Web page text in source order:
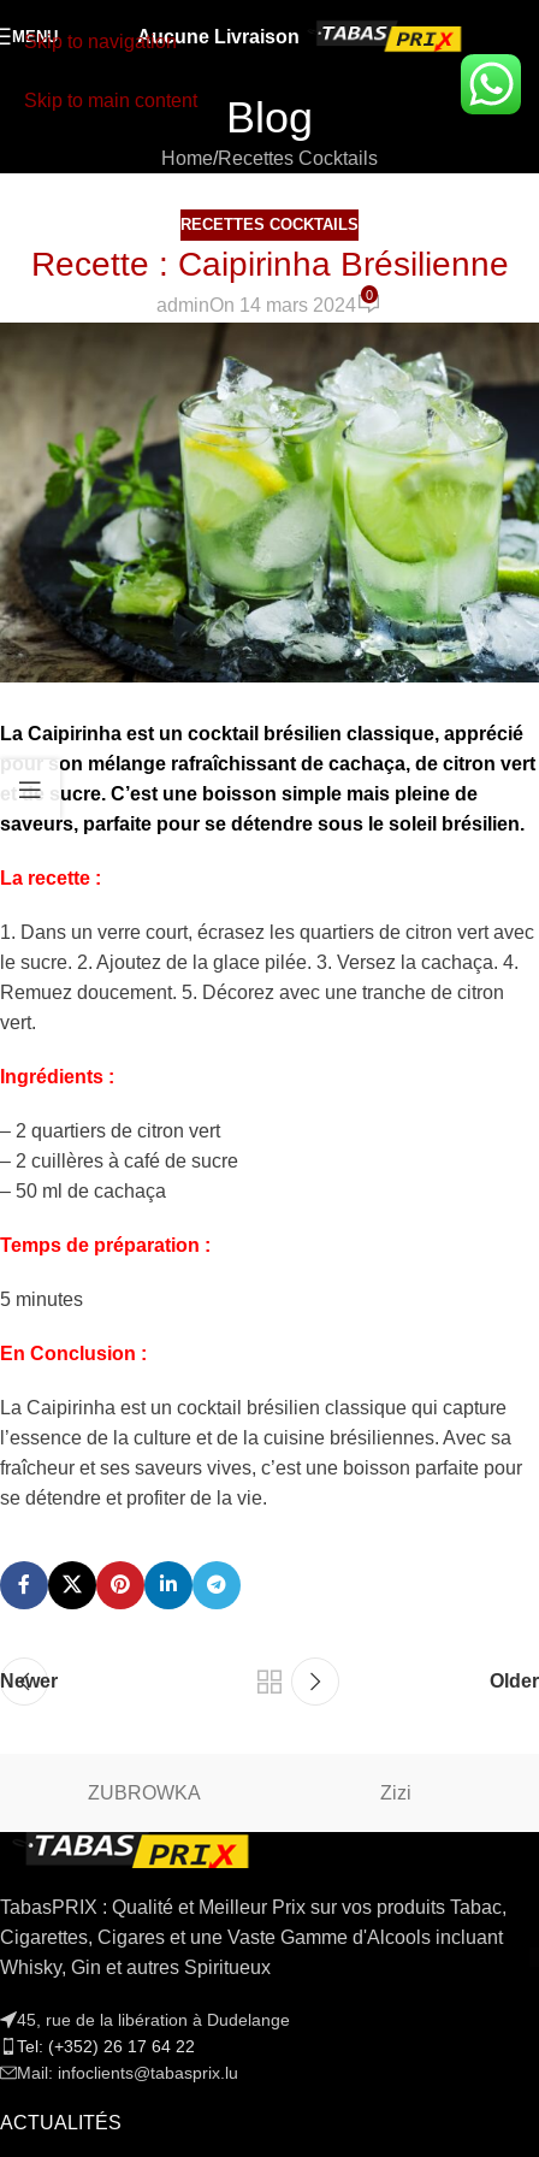
Skip to navigation
Skip to main content
MENU Aucune Livraison
Blog
Home Recettes Cocktails
RECETTES COCKTAILS
Recette : Caipirinha Brésilienne
adminOn 14 mars 2024
0
La Caipirinha est un cocktail brésilien classique, apprécié
pour son mélange rafraîchissant de cachaça, de citron vert
et de sucre. C’est une boisson simple mais pleine de
saveurs, parfaite pour se détendre sous le soleil brésilien.
La recette :
1. Dans un verre court, écrasez les quartiers de citron vert avec
le sucre. 2. Ajoutez de la glace pilée. 3. Versez la cachaça. 4.
Remuez doucement. 5. Décorez avec une tranche de citron
vert.
Ingrédients :
– 2 quartiers de citron vert
– 2 cuillères à café de sucre
– 50 ml de cachaça
Temps de préparation :
5 minutes
En Conclusion :
La Caipirinha est un cocktail brésilien classique qui capture
l’essence de la culture et de la cuisine brésiliennes. Avec sa
fraîcheur et ses saveurs vives, c’est une boisson parfaite pour
se détendre et profiter de la vie.
Newer Older
ZUBROWKA Zizi
TabasPRIX : Qualité et Meilleur Prix sur vos produits Tabac,
Cigarettes, Cigares et une Vaste Gamme d'Alcools incluant
Whisky, Gin et autres Spiritueux
45, rue de la libération à Dudelange
Tel: (+352) 26 17 64 22
Mail: infoclients@tabasprix.lu
ACTUALITÉS